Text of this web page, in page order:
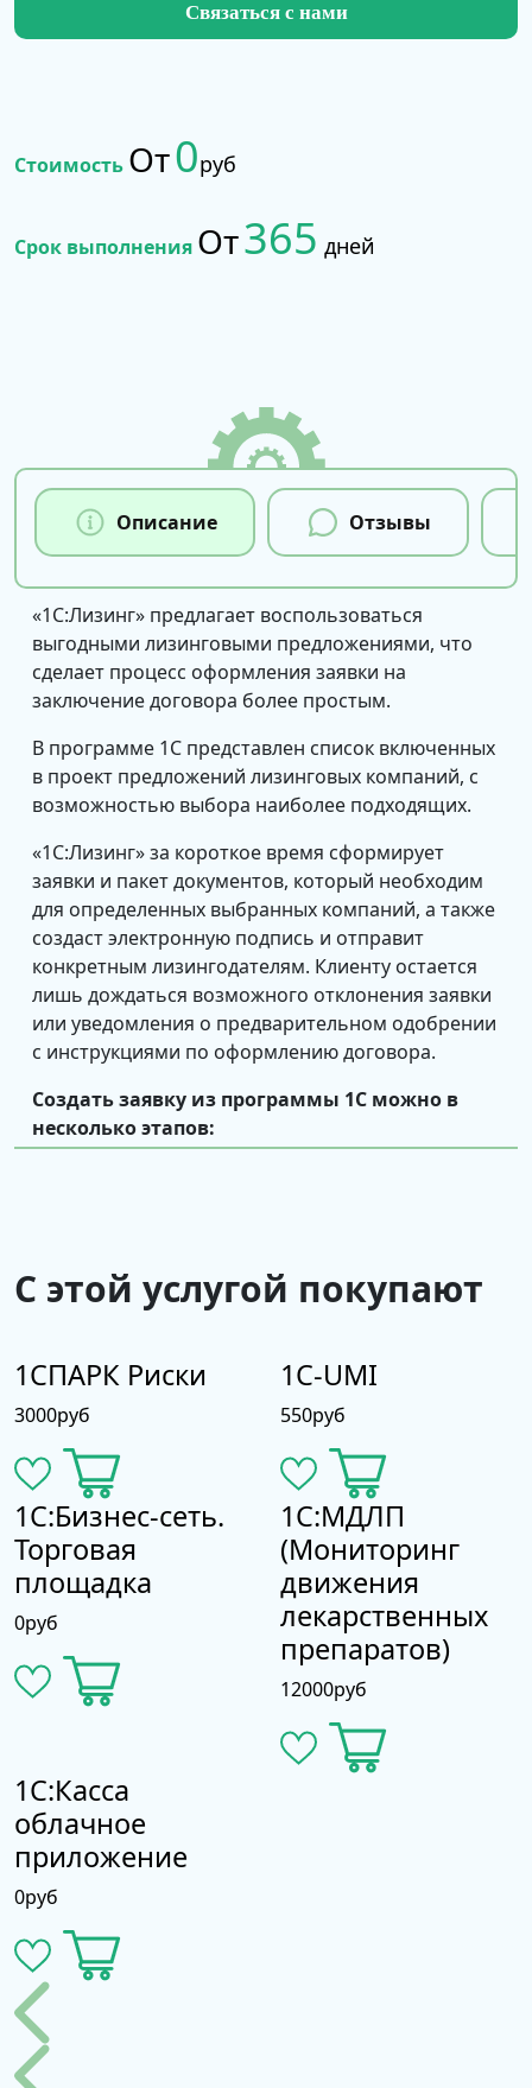
Связаться с нами
Стоимость От0руб
Срок выполнения От365 дней
Описание Отзывы
«1С:Лизинг» предлагает воспользоваться
выгодными лизинговыми предложениями, что
сделает процесс оформления заявки на
заключение договора более простым.
В программе 1С представлен список включенных
в проект предложений лизинговых компаний, с
возможностью выбора наиболее подходящих.
«1С:Лизинг» за короткое время сформирует
заявки и пакет документов, который необходим
для определенных выбранных компаний, а также
создаст электронную подпись и отправит
конкретным лизингодателям. Клиенту остается
лишь дождаться возможного отклонения заявки
или уведомления о предварительном одобрении
с инструкциями по оформлению договора.
Создать заявку из программы 1С можно в
несколько этапов:
Лизинговые компании рассматривают
полученные заявки с отправкой ответа в течение
суток. «1С:Лизинг» проинформирует об
одобрении или отклонении заявки.
Основные возможности
С этой услугой покупают
1СПАРК Риски
3000руб
1C-UMI
550руб
1С:Бизнес-сеть.
Торговая
площадка
0руб
1С:МДЛП
(Мониторинг
движения
лекарственных
препаратов)
12000руб
1С:Касса
облачное
приложение
0руб